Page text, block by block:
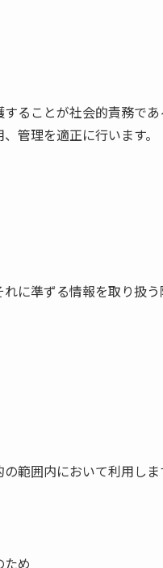
ることが社会的責務で
管理を適正に行います。
に準ずる情報を取り扱
範囲内において利用しま
め